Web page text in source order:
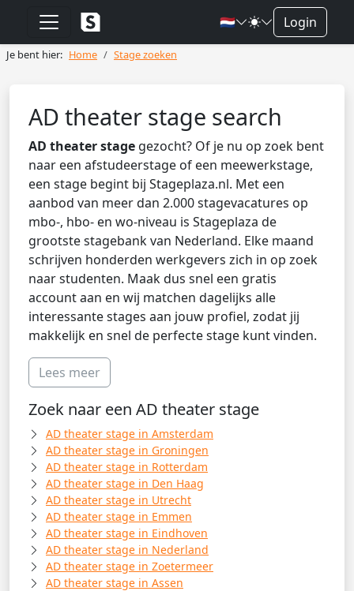
🇳🇱 Login
Je bent hier: Home Stage zoeken
AD theater stage search
AD theater stage gezocht? Of je nu op zoek bent
naar een afstudeerstage of een meewerkstage,
een stage begint bij Stageplaza.nl. Met een
aanbod van meer dan 2.000 stagevacatures op
mbo-, hbo- en wo-niveau is Stageplaza de
grootste stagebank van Nederland. Elke maand
schrijven honderden werkgevers zich in op zoek
naar studenten. Maak dus snel een gratis
account aan en wij matchen dagelijks alle
interessante stages aan jouw profiel, zodat jij
makkelijk en snel de perfecte stage kunt vinden.
Lees meer
Zoek naar een AD theater stage
AD theater stage in Amsterdam
AD theater stage in Groningen
AD theater stage in Rotterdam
AD theater stage in Den Haag
AD theater stage in Utrecht
AD theater stage in Emmen
AD theater stage in Eindhoven
AD theater stage in Nederland
AD theater stage in Zoetermeer
AD theater stage in Assen